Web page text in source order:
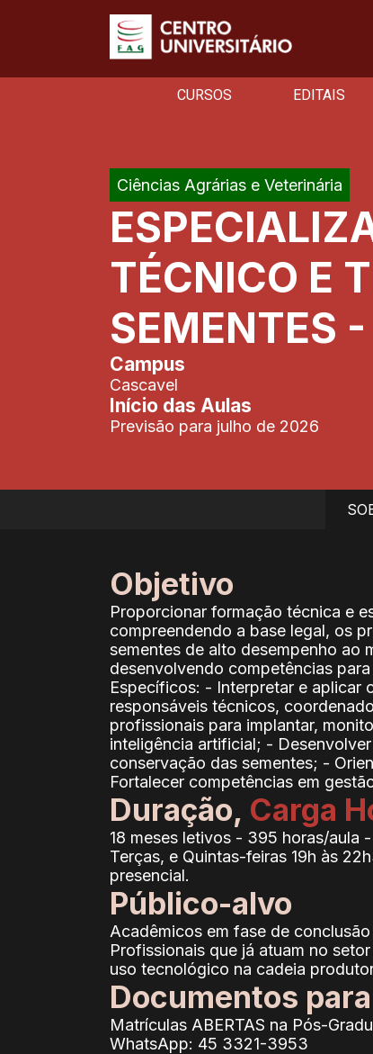
CURSOS EDITAIS
Ciências Agrárias e Veterinária
TÉCNICO E
SEMENTES
Campus
Cascavel
Início das Aulas
Previsão para julho de 2026
Objetivo
Proporcionar formação técnica e
compreendendo a base legal, os
sementes de alto desempenho ao
desenvolvendo competências
Específicos: - Interpretar e aplicar
responsáveis técnicos,
profissionais para implantar,
inteligência artificial; -
conservação das sementes; -
Fortalecer competências em
Duração, Carga
18 meses letivos - 395 horas/aula
Terças, e Quintas-feiras 19h às
presencial.
Público-alvo
Acadêmicos em fase de
Profissionais que já atuam no
uso tecnológico na cadeia
Documentos para
Matrículas ABERTAS na Pós-
WhatsApp: 45 3321-3953